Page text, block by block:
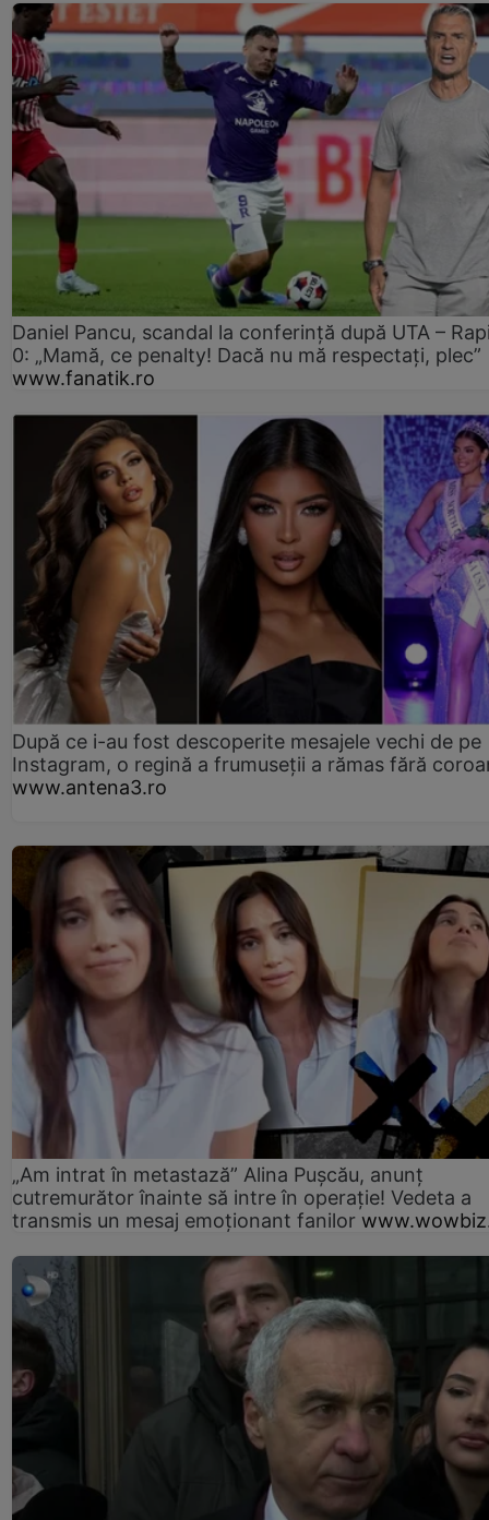
Daniel Pancu, scandal la conferință după UTA –
0: „Mamă, ce penalty! Dacă nu mă respectați, plec”
www.fanatik.ro
După ce i-au fost descoperite mesajele vechi de pe
Instagram, o regină a frumuseții a rămas fără
www.antena3.ro
„Am intrat în metastază” Alina Pușcău, anunț
cutremurător înainte să intre în operație! Vedeta a
transmis un mesaj emoționant fanilor